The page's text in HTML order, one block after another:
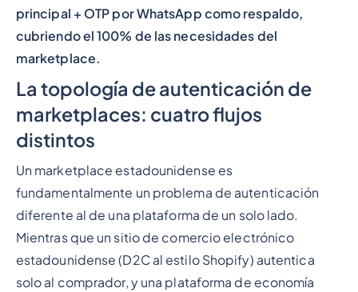
principal + OTP por WhatsApp como respaldo,
cubriendo el 100% de las necesidades del
marketplace.
La topología de autenticación de
marketplaces: cuatro flujos
distintos
Un marketplace estadounidense es
fundamentalmente un problema de autenticación
diferente al de una plataforma de un solo lado.
Mientras que un sitio de comercio electrónico
estadounidense (D2C al estilo Shopify) autentica
solo al comprador, y una plataforma de economía